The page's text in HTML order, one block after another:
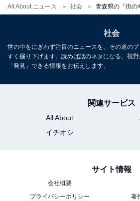
All About ニュース 社会
社会
世の中をにぎわず注目のニュースを、その道の
すく掘り下げます。読めば話のネタになる、視
「発見」できる情報をお伝えします。
関連サービス
All About
イチオシ
サイト情報
会社概要
プライバシーポリシー
著